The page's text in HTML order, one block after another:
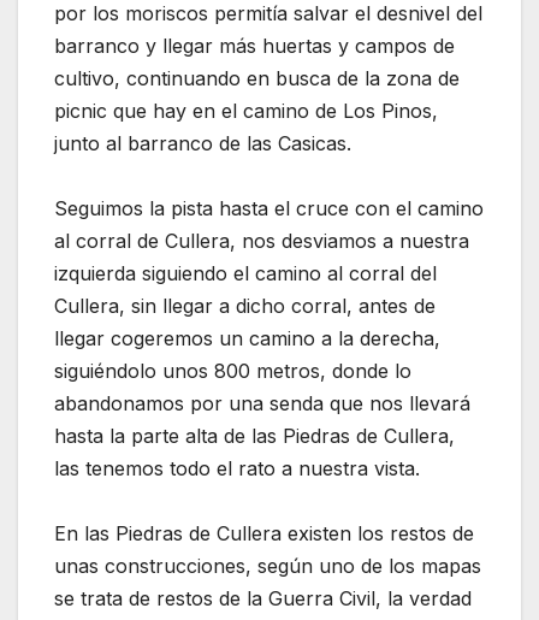
por los moriscos permitía salvar el desnivel del
barranco y llegar más huertas y campos de
cultivo, continuando en busca de la zona de
picnic que hay en el camino de Los Pinos,
junto al barranco de las Casicas.
Seguimos la pista hasta el cruce con el camino
al corral de Cullera, nos desviamos a nuestra
izquierda siguiendo el camino al corral del
Cullera, sin llegar a dicho corral, antes de
llegar cogeremos un camino a la derecha,
siguiéndolo unos 800 metros, donde lo
abandonamos por una senda que nos llevará
hasta la parte alta de las Piedras de Cullera,
las tenemos todo el rato a nuestra vista.
En las Piedras de Cullera existen los restos de
unas construcciones, según uno de los mapas
se trata de restos de la Guerra Civil, la verdad